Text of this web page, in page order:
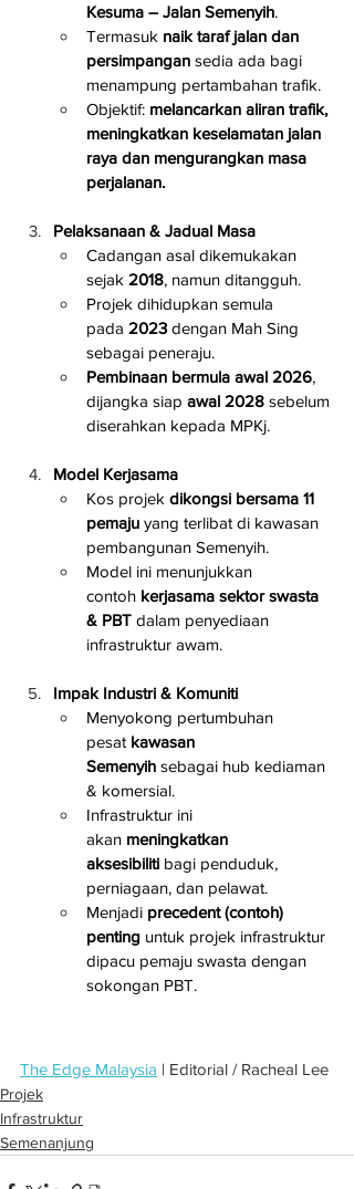
Kesuma – Jalan Semenyih.
Termasuk naik taraf jalan dan
persimpangan sedia ada bagi
menampung pertambahan trafik.
Objektif: melancarkan aliran trafik,
meningkatkan keselamatan jalan
raya dan mengurangkan masa
perjalanan.
Pelaksanaan & Jadual Masa
Cadangan asal dikemukakan
sejak 2018, namun ditangguh.
Projek dihidupkan semula
pada 2023 dengan Mah Sing
sebagai peneraju.
Pembinaan bermula awal 2026,
dijangka siap awal 2028 sebelum
diserahkan kepada MPKj.
Model Kerjasama
Kos projek dikongsi bersama 11
pemaju yang terlibat di kawasan
pembangunan Semenyih.
Model ini menunjukkan
contoh kerjasama sektor swasta
& PBT dalam penyediaan
infrastruktur awam.
Impak Industri & Komuniti
Menyokong pertumbuhan
pesat kawasan
Semenyih sebagai hub kediaman
& komersial.
Infrastruktur ini
akan meningkatkan
aksesibiliti bagi penduduk,
perniagaan, dan pelawat.
Menjadi precedent (contoh)
penting untuk projek infrastruktur
dipacu pemaju swasta dengan
sokongan PBT.
The Edge Malaysia | Editorial / Racheal Lee
Projek
Infrastruktur
Semenanjung